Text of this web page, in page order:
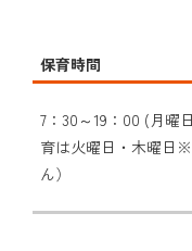
保育時間
7：30～19：00 (月曜
育は火曜日・木曜日
ん）